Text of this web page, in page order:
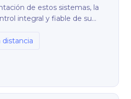
de estos sistemas, la
integral y fiable de su
y la eficiencia operativa.
distancia